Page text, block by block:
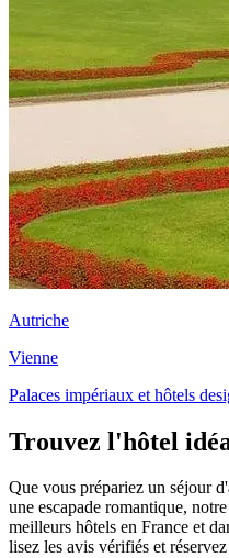
Autriche
Vienne
Palaces impériaux et hôtels
Trouvez l'hôtel
Que vous prépariez un séjour
une escapade romantique,
meilleurs hôtels en France et
lisez les avis vérifiés et